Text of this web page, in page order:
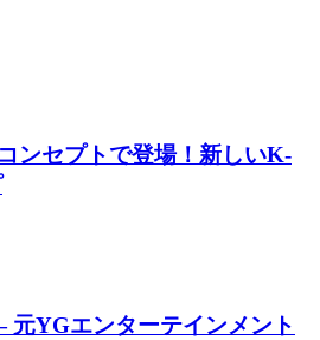
ンセプトで登場！新しいK-
YGエンターテインメント